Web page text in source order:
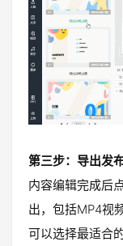
第三步：导出发
内容编辑完成后
出，包括MP4视
可以选择最适合